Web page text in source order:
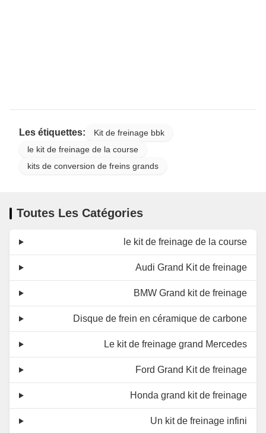
Les étiquettes:
Kit de freinage bbk
le kit de freinage de la course
kits de conversion de freins grands
Toutes Les Catégories
le kit de freinage de la course
Audi Grand Kit de freinage
BMW Grand kit de freinage
Disque de frein en céramique de carbone
Le kit de freinage grand Mercedes
Ford Grand Kit de freinage
Honda grand kit de freinage
Un kit de freinage infini